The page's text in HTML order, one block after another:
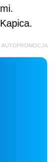
AUTOPROMOCJA